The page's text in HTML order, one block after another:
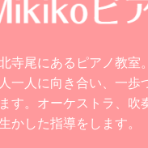
寺尾にあるピアノ教室
一人に向き合い、一歩
す。オーケストラ、吹
かした指導をします。